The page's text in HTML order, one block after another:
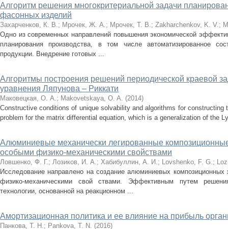
Алгоритм решения многокритериальной задачи
фасонных изделий
Захарченков, К. В.; Мрочек, Ж. А.; Мрочек, Т. В.; Zakharchenkov, K. V.;
Одно из современных направлений повышения экономической
планирования производства, в том числе автоматизированное
продукции. Внедрение готовых ...
Алгоритмы построения решений периодической краевой
уравнения Ляпунова – Риккати
Маковецкая, О. А.; Makovetskaya, O. A. (2014)
Constructive conditions of unique solvability and algorithms for constructing
problem for the matrix differential equation, which is a generalization of the
Алюминиевые механически легированные
особыми физико-механическими свойствами
Ловшенко, Ф. Г.; Лозиков, И. А.; Хабибуллин, А. И.; Lovshenko, F. G.;
Исследование направлено на создание алюминиевых
физико-механическими свой ствами. Эффективным путем
технологии, основанной на реакционном ...
Амортизационная политика и ее влияние на прибыль
Панкова, Т. Н.; Pankova, T. N. (2016)